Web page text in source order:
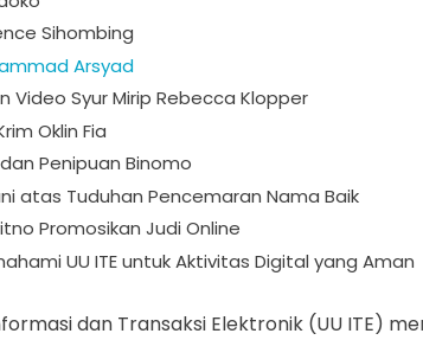
Sihombing
Arsyad
Video Syur Mirip Rebecca Klopper
Oklin Fia
Penipuan Binomo
atas Tuduhan Pencemaran Nama Baik
Promosikan Judi Online
UU ITE untuk Aktivitas Digital yang Aman
dan Transaksi Elektronik (UU ITE)